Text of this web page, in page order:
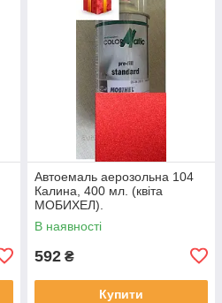
Автоемаль аерозольна 104
Калина, 400 мл. (квіта
МОБИХЕЛ).
В наявності
592 ₴
Купити